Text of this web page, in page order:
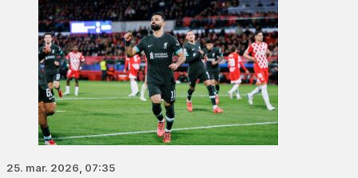
25. mar. 2026, 07:35